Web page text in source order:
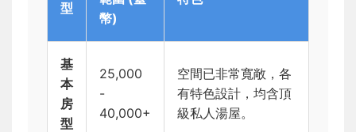
型
幣)
基
本
房
型
25,000
-
40,000+
空間已非常寬敞，各
有特色設計，均含頂
級私人湯屋。